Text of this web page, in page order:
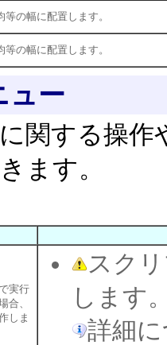
の幅に配置します。
の幅に配置します。
ュー
関する操
ます。
実行
合、
しま
スク
します
詳細